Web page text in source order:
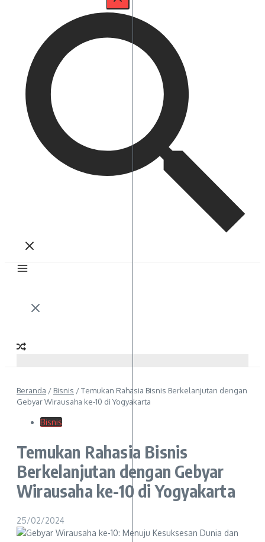
Beranda / Bisnis /Temukan Rahasia Bisnis Berkelanjutan dengan
Gebyar Wirausaha ke-10 di Yogyakarta
Bisnis
Temukan Rahasia Bisnis
Berkelanjutan dengan Gebyar
Wirausaha ke-10 di Yogyakarta
25/02/2024